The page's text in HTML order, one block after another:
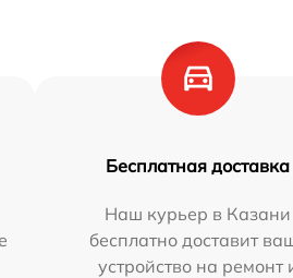
Бесплатная доставка
Наш курьер в Казани
бесплатно доставит
устройство на ремонт